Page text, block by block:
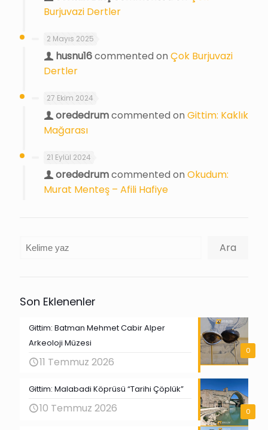
Burjuvazi Dertler
2 Mayıs 2025
husnu16commented on Çok Burjuvazi
Dertler
27 Ekim 2024
orededrumcommented on Gittim: Kaklık
Mağarası
21 Eylül 2024
orededrumcommented on Okudum:
Murat Menteş – Afili Hafiye
Ara Ara
Son Eklenenler
0
Gittim: Batman Mehmet Cabir Alper
Arkeoloji Müzesi
11 Temmuz 2026
0
Gittim: Malabadi Köprüsü “Tarihi Çöplük”
10 Temmuz 2026